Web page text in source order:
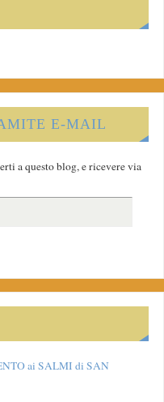
E-MAIL
a questo blog, e ricevere via
ai SALMI di SAN